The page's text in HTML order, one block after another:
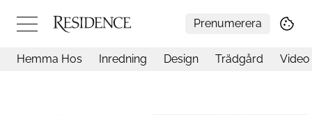
Prenumerera
Hemma Hos Inredning Design Trädgård Video